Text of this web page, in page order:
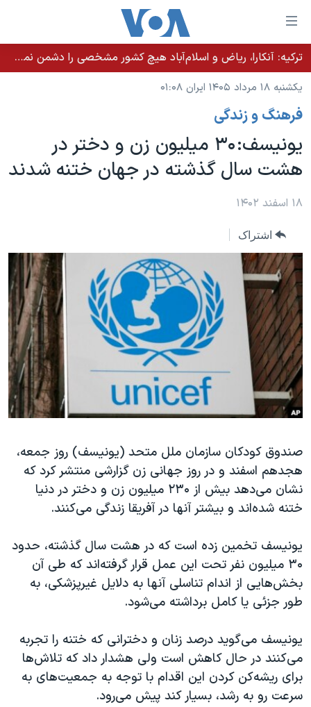
لینکهای
قابل
دسترسی
جهش
محتوای
اصلی
جهش
به
صفحه
جهش
به
جستجو
خانه
نسخه سبک وب‌سایت
موضوع ها
ایران
آمریکا
جهان
ویژه برنامه‌ها
ویدیوها
فرهنگ و زندگی
حقوق شهروندی
اقتصادی
علم و فناوری
گالری عکس
آرشیو پخش زنده
برنامه های تلویزیونی
جدول برنامه ها
صفحه‌های ویژه
۲۵۰سالگی آمریکا
بایگانی برنامه‌های تلویزیونی
مستندها
انتخابات ریاست جمهوری آمریکا ۲۰۲۴
حمله جمهوری اسلامی به اسرائیل
رمز مهسا
اعتراضات زن، زندگی، آزادی
مجموعه مستندهای دادخواهی
تریبونال مردمی آبان ۹۸
چهل سال گروگان‌گیری
قانون شفافیت دارائی کادر رهبری ایران
اعتراضات مردمی آبان ۹۸
نرگس محمدی برنده جایزه نوبل صلح
همایش محافظه‌کاران آمریکا «سی‌پک»
صفحه‌های ویژه
فرکانس‌های صدای آمریکا
پخش رادیویی
یادگیری زبان انگلیسی
دنبال کنید
زبانهای مختلف
ترکیه: آنکارا، ریاض و اسلام‌آباد هیچ کشور مشخصی را دشمن نمی‌دانند مگر اینکه آن کشور اقدام خصمانه‌ای انجام دهد
یکشنبه ۱۸ مرداد ۱۴۰۵ ایران ۰۱:۰۸
فرهنگ و زندگی
یونیسف: ۳۰ میلیون زن و دختر در
هشت سال گذشته در جهان ختنه شدند
۱۸ اسفند ۱۴۰۲
اشتراک
صندوق کودکان سازمان ملل متحد (یونیسف) روز جمعه،
هجدهم اسفند و در روز جهانی زن گزارشی منتشر کرد که
نشان می‌دهد بیش از ۲۳۰ میلیون زن و دختر در دنیا
ختنه شده‌اند و بیشتر آنها در آفریقا زندگی می‌کنند.
یونیسف تخمین زده است که در هشت سال گذشته، حدود
۳۰ میلیون نفر تحت این عمل قرار گرفته‌اند که طی آن
بخش‌هایی از اندام تناسلی آنها به دلایل غیرپزشکی، به
طور جزئی یا کامل برداشته می‌شود.
یونیسف می‌گوید درصد زنان و دخترانی که ختنه را تجربه
می‌کنند در حال کاهش است ولی هشدار داد که تلاش‌ها
برای ریشه‌کن کردن این اقدام با توجه به جمعیت‌های به
سرعت رو به رشد، بسیار کند پیش می‌رود.